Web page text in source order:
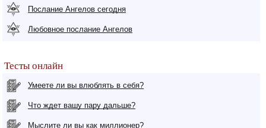
Послание Ангелов сегодня
Любовное послание Ангелов
Тесты онлайн
Умеете ли вы влюблять в себя?
Что ждет вашу пару дальше?
Мыслите ли вы как миллионер?